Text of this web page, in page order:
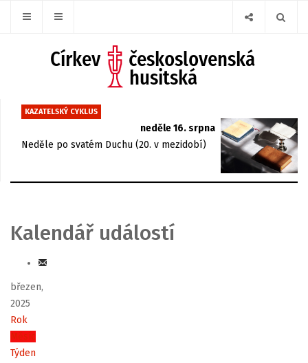
KAZATELSKÝ CYKLUS
neděle 16. srpna
Neděle po svatém Duchu (20. v mezidobí)
Kalendář událostí
březen,
2025
Rok
Měsíc
Týden